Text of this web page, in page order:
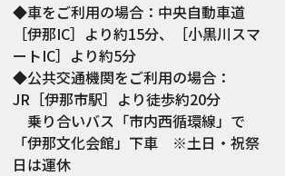
◆車をご利用の場合：中央自動車道
［伊那IC］より約15分、［小黒川スマ
ートIC］より約5分
◆公共交通機関をご利用の場合：
JR［伊那市駅］より徒歩約20分
乗り合いバス「市内西循環線」で
「伊那文化会館」下車 ※土日・祝祭
日は運休